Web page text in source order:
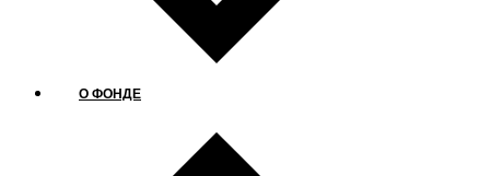
О ФОНДЕ